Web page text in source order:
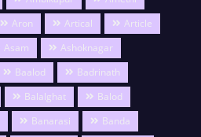
Aron Artical
Article
Asam
Ashoknagar
Baalod
Badrinath
Balalghat
Balod
Banarasi
Banda